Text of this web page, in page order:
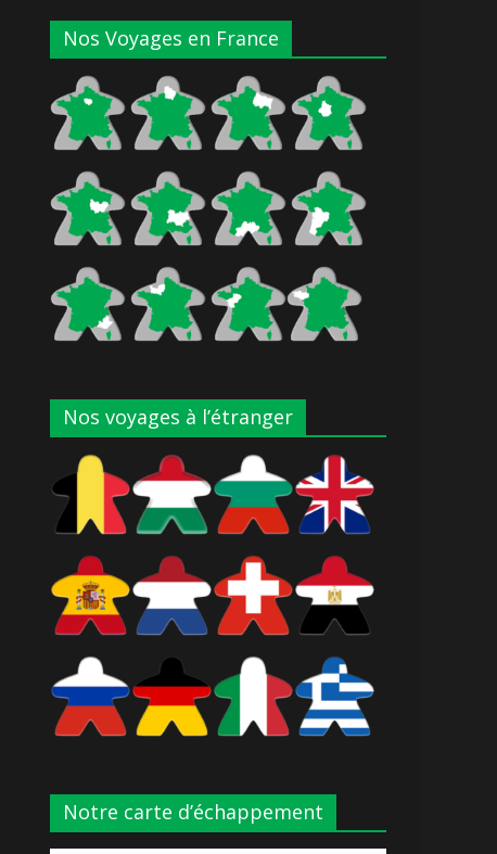
Nos Voyages en France
Nos voyages à l’étranger
Notre carte d’échappement